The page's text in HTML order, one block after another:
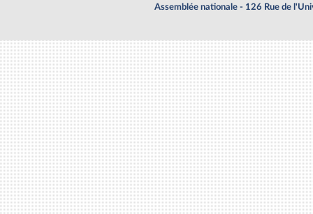
Assemblée nationale - 126 Rue de